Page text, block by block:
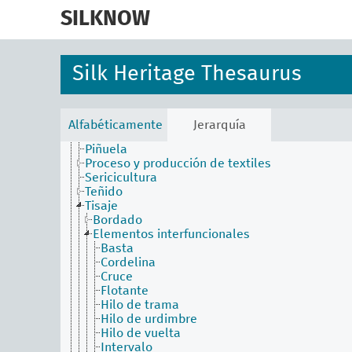
SILKNOW
Silk Heritage Thesaurus
Alfabéticamente Jerarquía
Batido de la seda
Batik
Dejado
Estampar
Hilatura (hilo discontinuo)
Hilatura (técnica)
Matizado (técnica)
Piñuela
Proceso y producción de textiles
Sericicultura
Teñido
Tisaje
Bordado
Elementos interfuncionales
Basta
Cordelina
Cruce
Flotante
Hilo de trama
Hilo de urdimbre
Hilo de vuelta
Intervalo